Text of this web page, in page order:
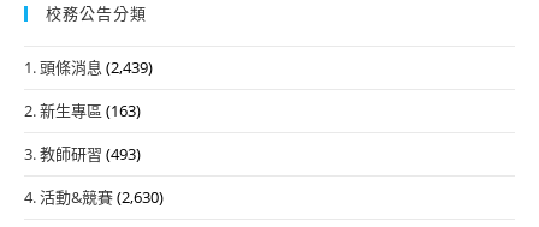
校務公告分類
1. 頭條消息 (2,439)
2. 新生專區 (163)
3. 教師研習 (493)
4. 活動&競賽(2,630)